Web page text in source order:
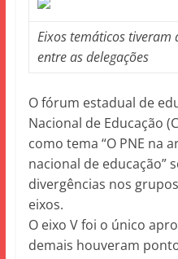
Eixos temáticos tiveram
entre as delegações
O fórum estadual de
Nacional de Educação
como tema “O PNE na
nacional de educação”
divergências nos
eixos.
O eixo V foi o único
demais houveram